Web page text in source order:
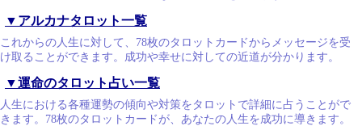
▼アルカナタロット一覧
これからの人生に対して、78枚のタロットカードからメッセージを受
け取ることができます。成功や幸せに対しての近道が分かります。
▼運命のタロット占い一覧
人生における各種運勢の傾向や対策をタロットで詳細に占うことがで
きます。78枚のタロットカードが、あなたの人生を成功に導きます。